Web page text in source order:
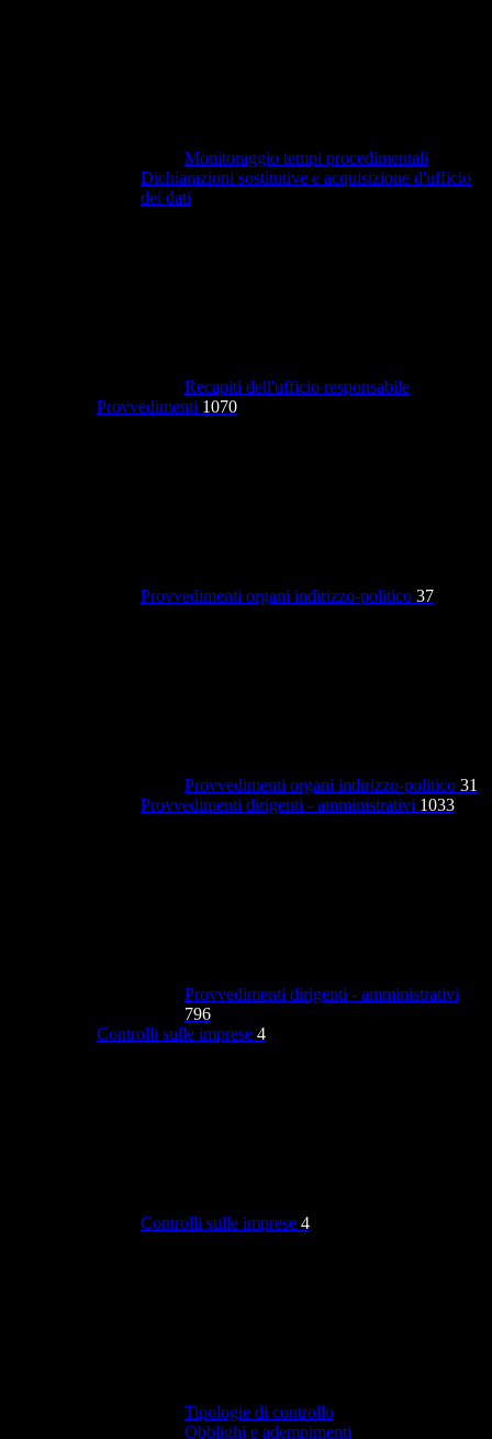
Monitoraggio tempi procedimentali
Dichiarazioni sostitutive e acquisizione d'ufficio
dei dati
Recapiti dell'ufficio responsabile
Provvedimenti 1070
Provvedimenti organi indirizzo-politico 37
Provvedimenti organi indirizzo-politico 31
Provvedimenti dirigenti - amministrativi 1033
Provvedimenti dirigenti - amministrativi
796
Controlli sulle imprese 4
Controlli sulle imprese 4
Tipologie di controllo
Obblighi e adempimenti